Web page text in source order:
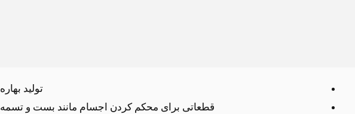
تولید بهاره
قطعاتی برای محکم کردن اجسام مانند بست و تسمه